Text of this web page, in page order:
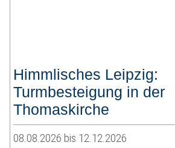
Himmlisches Leipzig:
Turmbesteigung in der
Thomaskirche
08.08.2026 bis 12.12.2026